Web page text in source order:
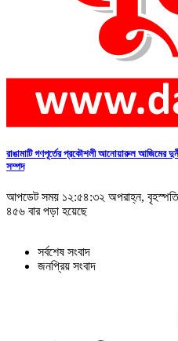
রাঙামাটি গণপূর্তের প্রকৌশলী আনোয়ারুল আজিমের
সম্পদ
আপডেট সময় ১২:৫৪:৩২ অপরাহ্ন,
৪৫৬ বার পড়া হয়েছে
সর্বশেষ সংবাদ
জনপ্রিয় সংবাদ